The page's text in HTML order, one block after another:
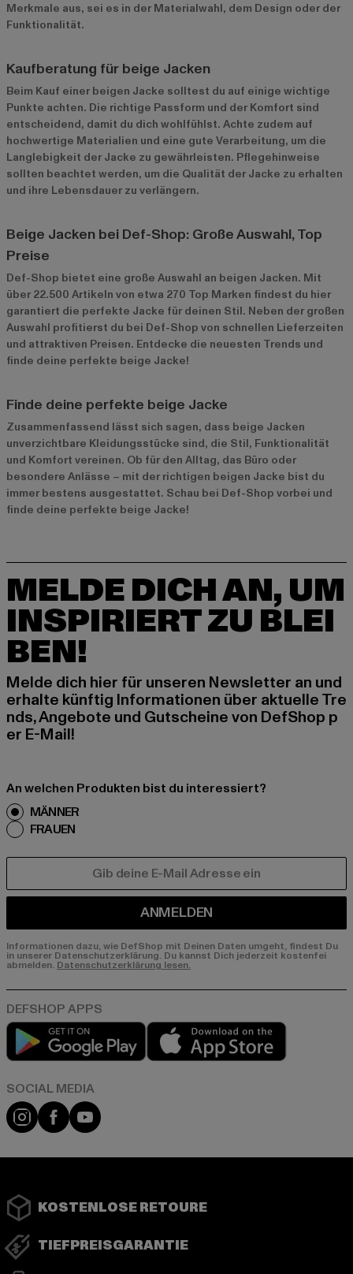
Merkmale aus, sei es in der Materialwahl, dem Design oder der
Funktionalität.
Kaufberatung für beige Jacken
Beim Kauf einer beigen Jacke solltest du auf einige wichtige
Punkte achten. Die richtige Passform und der Komfort sind
entscheidend, damit du dich wohlfühlst. Achte zudem auf
hochwertige Materialien und eine gute Verarbeitung, um die
Langlebigkeit der Jacke zu gewährleisten. Pflegehinweise
sollten beachtet werden, um die Qualität der Jacke zu erhalten
und ihre Lebensdauer zu verlängern.
Beige Jacken bei Def-Shop: Große Auswahl, Top
Preise
Def-Shop bietet eine große Auswahl an beigen Jacken. Mit
über 22.500 Artikeln von etwa 270 Top Marken findest du hier
garantiert die perfekte Jacke für deinen Stil. Neben der großen
Auswahl profitierst du bei Def-Shop von schnellen Lieferzeiten
und attraktiven Preisen. Entdecke die neuesten Trends und
finde deine perfekte beige Jacke!
Finde deine perfekte beige Jacke
Zusammenfassend lässt sich sagen, dass beige Jacken
unverzichtbare Kleidungsstücke sind, die Stil, Funktionalität
und Komfort vereinen. Ob für den Alltag, das Büro oder
besondere Anlässe – mit der richtigen beigen Jacke bist du
immer bestens ausgestattet. Schau bei Def-Shop vorbei und
finde deine perfekte beige Jacke!
MELDE DICH AN, UM
INSPIRIERT ZU BLEI
BEN!
Melde dich hier für unseren Newsletter an und
erhalte künftig Informationen über aktuelle Tre
nds, Angebote und Gutscheine von DefShop p
er E-Mail!
An welchen Produkten bist du interessiert?
MÄNNER
FRAUEN
ANMELDEN
Informationen dazu, wie DefShop mit Deinen Daten umgeht, findest Du
in unserer Datenschutzerklärung. Du kannst Dich jederzeit kostenfei
abmelden. Datenschutzerklärung lesen.
Play market
Instagram
FacebookYouTube
KOSTENLOSE RETOURE
TIEFPREISGARANTIE